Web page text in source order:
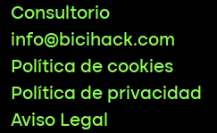
Consultorio
info@bicihack.com
Política de cookies
Política de privacidad
Aviso Legal